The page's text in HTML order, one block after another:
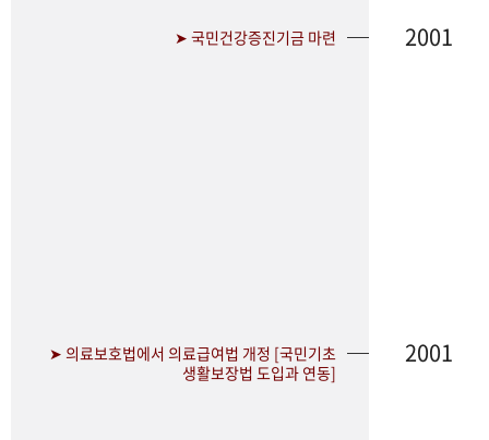
➤ 국민건강증진기금 마련 2001
➤ 의료보호법에서 의료급여법 개정 [국민기초
생활보장법 도입과 연동]
2001